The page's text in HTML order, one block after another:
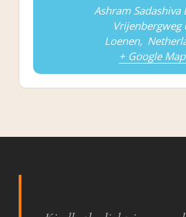
Ashram Sadashiva
Vrijenbergweg
Loenen,
+ Google